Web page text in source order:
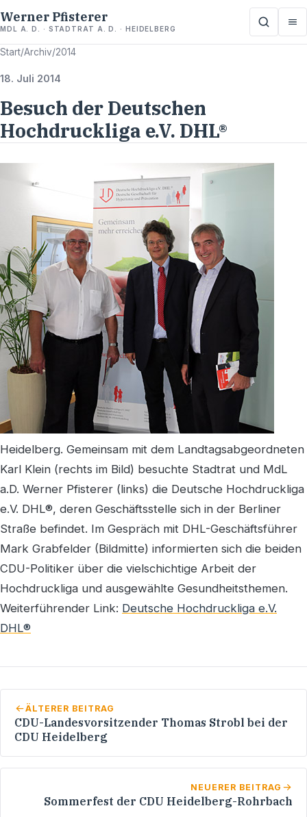
Werner Pfisterer
MDL A. D. · STADTRAT A. D. · HEIDELBERG
Start/Archiv/2014
18. Juli 2014
Besuch der Deutschen
Hochdruckliga e.V. DHL®
Heidelberg. Gemeinsam mit dem Landtagsabgeordneten
Karl Klein (rechts im Bild) besuchte Stadtrat und MdL
a.D. Werner Pfisterer (links) die Deutsche Hochdruckliga
e.V. DHL®, deren Geschäftsstelle sich in der Berliner
Straße befindet. Im Gespräch mit DHL-Geschäftsführer
Mark Grabfelder (Bildmitte) informierten sich die beiden
CDU-Politiker über die vielschichtige Arbeit der
Hochdruckliga und ausgewählte Gesundheitsthemen.
Weiterführender Link: Deutsche Hochdruckliga e.V.
DHL®
ÄLTERER BEITRAG
CDU-Landesvorsitzender Thomas Strobl bei der
CDU Heidelberg
NEUERER BEITRAG
Sommerfest der CDU Heidelberg-Rohrbach